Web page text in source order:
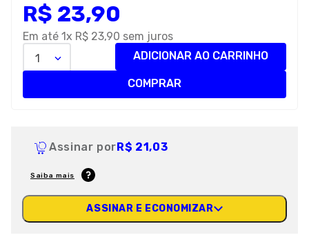
R$ 23,90
Em até 1x R$ 23,90 sem juros
1
ADICIONAR AO CARRINHO
COMPRAR
Assinar porR$ 21,03
Saiba mais
ASSINAR E ECONOMIZAR